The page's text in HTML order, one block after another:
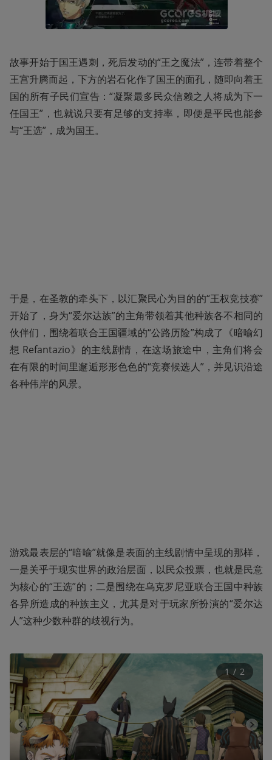
故事开始于国王遇刺，死后发动的“王之魔法”，连带着整个
王宫升腾而起，下方的岩石化作了国王的面孔，随即向着王
国的所有子民们宣告：“凝聚最多民众信赖之人将成为下一
任国王”，也就说只要有足够的支持率，即便是平民也能参
与“王选”，成为国王。
于是，在圣教的牵头下，以汇聚民心为目的的“王权竞技赛”
开始了，身为“爱尔达族”的主角带领着其他种族各不相同的
伙伴们，围绕着联合王国疆域的“公路历险”构成了《暗喻幻
想 Refantazio》的主线剧情，在这场旅途中，主角们将会
在有限的时间里邂逅形形色色的“竞赛候选人”，并见识沿途
各种伟岸的风景。
游戏最表层的“暗喻”就像是表面的主线剧情中呈现的那样，
一是关乎于现实世界的政治层面，以民众投票，也就是民意
为核心的“王选”的；二是围绕在乌克罗尼亚联合王国中种族
各异所造成的种族主义，尤其是对于玩家所扮演的“爱尔达
人”这种少数种群的歧视行为。
1 / 2